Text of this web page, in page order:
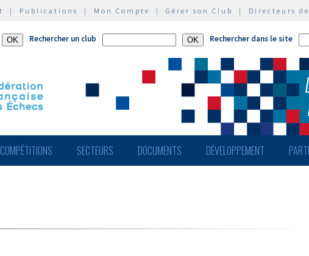
| Publications | Mon Compte | Gérer son Club | Directeurs
Rechercher un club Rechercher dans le site
COMPÉTITIONS SECTEURS DOCUMENTS DÉVELOPPEMENT